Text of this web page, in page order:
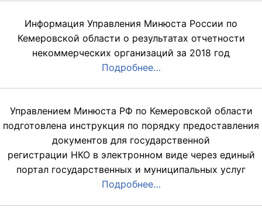
Информация Управления Минюста России по
Кемеровской области о результатах отчетности
некоммерческих организаций за 2018 год
Подробнее…
Управлением Минюста РФ по Кемеровской области
подготовлена инструкция по порядку предоставления
документов для государственной
регистрации НКО в электронном виде через единый
портал государственных и муниципальных услуг
Подробнее…